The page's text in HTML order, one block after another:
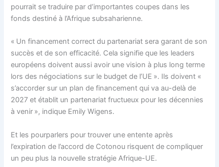
pourrait se traduire par d’importantes coupes dans les
fonds destiné à l’Afrique subsaharienne.
« Un financement correct du partenariat sera garant de son
succès et de son efficacité. Cela signifie que les leaders
européens doivent aussi avoir une vision à plus long terme
lors des négociations sur le budget de l’UE ». Ils doivent «
s’accorder sur un plan de financement qui va au-delà de
2027 et établit un partenariat fructueux pour les décennies
à venir », indique Emily Wigens.
Et les pourparlers pour trouver une entente après
l’expiration de l’accord de Cotonou risquent de compliquer
un peu plus la nouvelle stratégie Afrique-UE.